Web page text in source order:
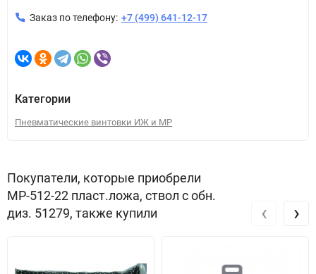
Заказ по телефону: +7 (499) 641-12-17
Категории
Пневматические винтовки ИЖ и МР
Покупатели, которые приобрели
МР-512-22 пласт.ложа, ствол с обн.
диз. 51279, также купили
‹ ›